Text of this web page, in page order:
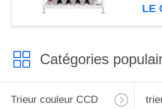
LE
Catégories
Trieur couleur CCD